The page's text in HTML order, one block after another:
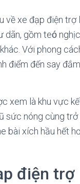
về xe đạp điện trợ
dãn, gồm teó
Với phong
điểm đến say
xem là khu vực
sức nóng cùng trở
bài xích hầu hết
điện trợ